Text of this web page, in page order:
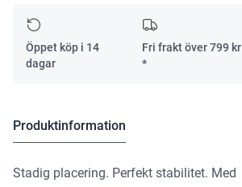
Öppet köp i 14
dagar
Fri frakt över799 kr
*
Produktinformation
Stadig placering. Perfekt stabilitet. Med